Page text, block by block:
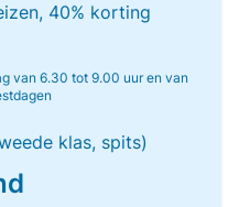
40% korting
van 6.30 tot 9.00 uur en van
klas, spits)